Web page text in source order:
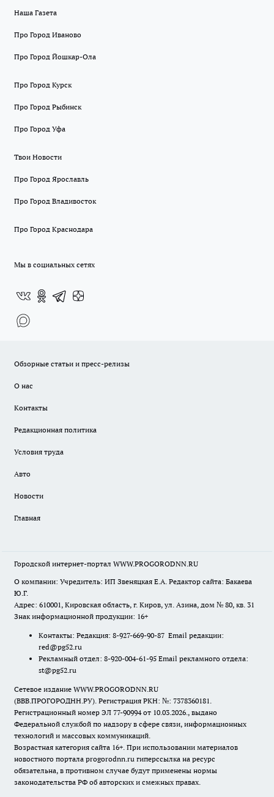
Наша Газета
Про Город Иваново
Про Город Йошкар-Ола
Про Город Курск
Про Город Рыбинск
Про Город Уфа
Твои Новости
Про Город Ярославль
Про Город Владивосток
Про Город Краснодара
Мы в социальных сетях
Обзорные статьи и пресс-релизы
О нас
Контакты
Редакционная политика
Условия труда
Авто
Новости
Главная
Городской интернет-портал WWW.PROGORODNN.RU
О компании: Учредитель: ИП Звеняцкая Е.А. Редактор сайта: Бакаева
Ю.Г.
Адрес: 610001, Кировская область, г. Киров, ул. Азина, дом № 80, кв. 31
Знак информационной продукции: 16+
Контакты: Редакция: 8-927-669-90-87 Email редакции:
red@pg52.ru
Рекламный отдел: 8-920-004-61-95 Email рекламного отдела:
st@pg52.ru
Сетевое издание WWW.PROGORODNN.RU
(ВВВ.ПРОГОРОДНН.РУ). Регистрация РКН: №: 7378360181.
Регистрационный номер ЭЛ 77-90994 от 10.03.2026., выдано
Федеральной службой по надзору в сфере связи, информационных
технологий и массовых коммуникаций.
Возрастная категория сайта 16+. При использовании материалов
новостного портала progorodnn.ru гиперссылка на ресурс
обязательна, в противном случае будут применены нормы
законодательства РФ об авторских и смежных правах.